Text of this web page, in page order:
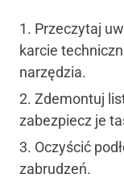
Przeczytaj
karcie
narzędzia.
Zdemontuj
zabezpiecz je
Oczyścić
zabrudzeń.